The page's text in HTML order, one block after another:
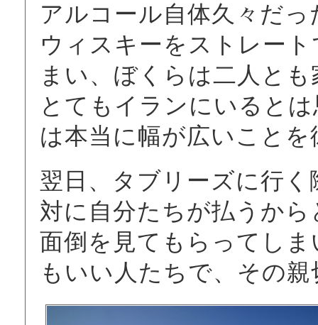
アルコール自体久々だ
ウィスキーをストレー
まい、ぼくらは二人と
とてもイランにいると
は本当に幅が広いこと
翌日、タブリーズに行
対に自分たちが払うか
面倒を見てもらってし
もいい人たちで、その